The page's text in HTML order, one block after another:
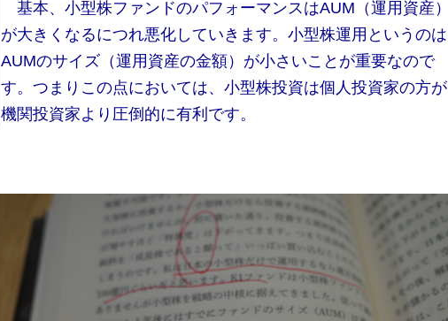
基本、小型株ファンドのパフォーマンスはAUM（運用資産）
が大きくなるにつれ悪化していきます。小型株運用というのは
AUMのサイズ（運用資産の金額）が小さいことが重要なので
す。つまりこの点においては、小型株投資は個人投資家の方が
機関投資家より圧倒的に有利です。